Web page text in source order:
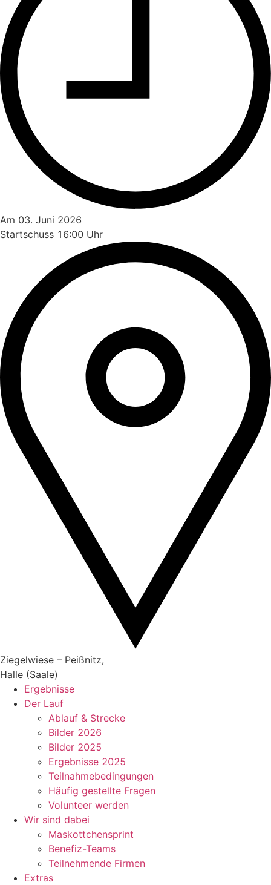
Am 03. Juni 2026
Startschuss 16:00 Uhr
Ziegelwiese – Peißnitz,
Halle (Saale)
Ergebnisse
Der Lauf
Ablauf & Strecke
Bilder 2026
Bilder 2025
Ergebnisse 2025
Teilnahmebedingungen
Häufig gestellte Fragen
Volunteer werden
Wir sind dabei
Maskottchensprint
Benefiz-Teams
Teilnehmende Firmen
Extras